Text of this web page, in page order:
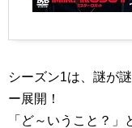
シーズン1は、謎が
ー展開！
「ど～いうこと？」